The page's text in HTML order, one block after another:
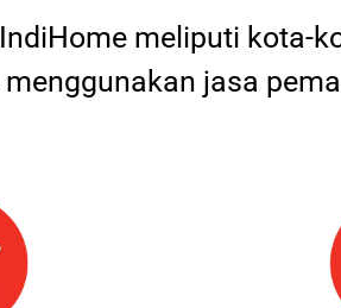
meliputi kota-
jasa